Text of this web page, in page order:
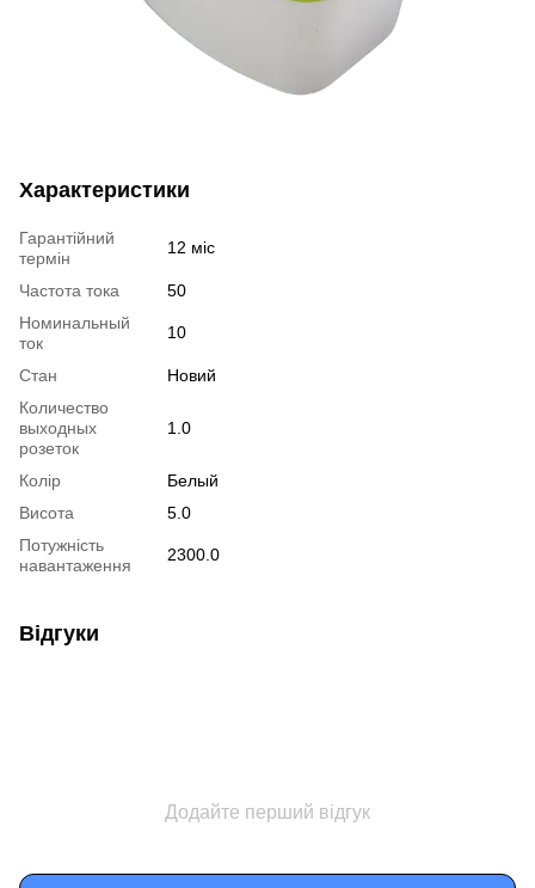
Характеристики
Гарантійний
термін
12 міс
Частота тока
50
Номинальный
ток
10
Стан
Новий
Количество
выходных
розеток
1.0
Колір
Белый
Висота
5.0
Потужність
навантаження
2300.0
Відгуки
Додайте перший відгук